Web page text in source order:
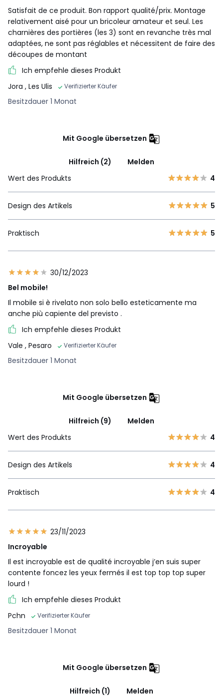
Satisfait de ce produit. Bon rapport qualité/prix. Montage
relativement aisé pour un bricoleur amateur et seul. Les
charnières des portières (les 3) sont en revanche très mal
adaptées, ne sont pas réglables et nécessitent de faire des
découpes de montant
Ich empfehle dieses Produkt
Jora , Les Ulis Verifizierter Käufer
Besitzdauer 1 Monat
Mit Google übersetzen
Hilfreich (2)
Melden
Wert des Produkts
4
Design des Artikels 5
Praktisch 5
30/12/2023
Bel mobile!
Il mobile si è rivelato non solo bello esteticamente ma
anche più capiente del previsto .
Ich empfehle dieses Produkt
Vale , Pesaro Verifizierter Käufer
Besitzdauer 1 Monat
Mit Google übersetzen
Hilfreich (9)
Melden
Wert des Produkts
4
Design des Artikels 4
Praktisch 4
23/11/2023
Incroyable
Il est incroyable est de qualité incroyable j’en suis super
contente foncez les yeux fermés il est top top top super
lourd !
Ich empfehle dieses Produkt
Pchn
Verifizierter Käufer
Besitzdauer 1 Monat
Mit Google übersetzen
Hilfreich (1)
Melden